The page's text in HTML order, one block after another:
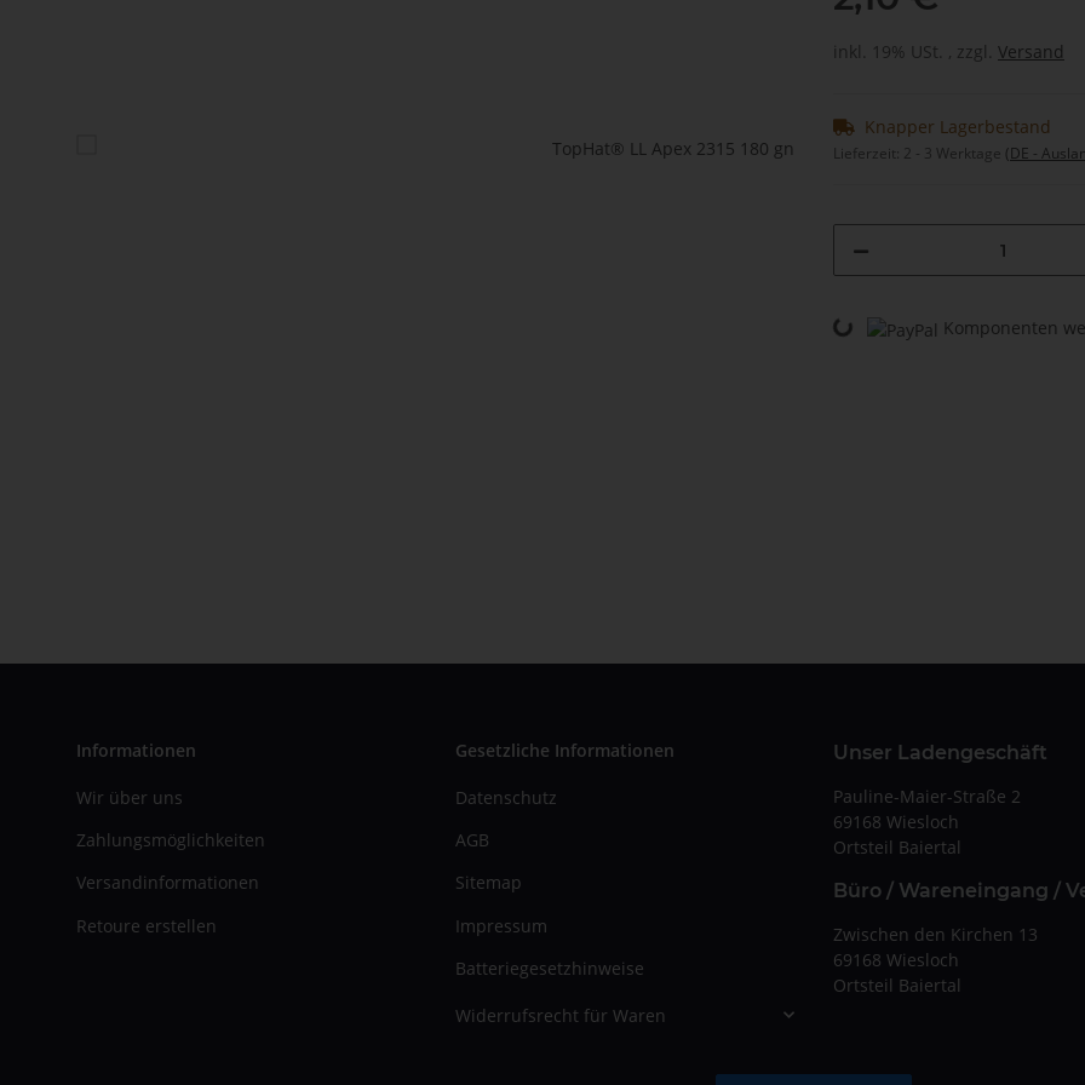
inkl. 19% USt. , zzgl. Versand
Knapper Lagerbestand
Lieferzeit: 2 - 3 Werktage (DE -
Loading... Komponenten
Informationen
Wir über uns
Zahlungsmöglichkeiten
Versandinformationen
Retoure erstellen
Gesetzliche Informationen
Datenschutz
AGB
Sitemap
Impressum
Batteriegesetzhinweise
Widerrufsrecht für Waren
Unser Ladengeschäft
Pauline-Maier-Straße 2
69168 Wiesloch
Ortsteil Baiertal
Büro / Wareneingang /
Zwischen den Kirchen 13
69168 Wiesloch
Ortsteil Baiertal